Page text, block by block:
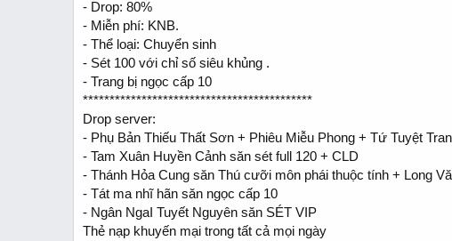
- Drop: 80%
- Miễn phí: KNB.
- Thể loại: Chuyển sinh
- Sét 100 với chỉ số siêu khủng .
- Trang bị ngọc cấp 10
*******************************************
Drop server:
- Phụ Bản Thiếu Thất Sơn + Phiêu Miễu Phong + Tứ Tuyệt
- Tam Xuân Huyền Cảnh săn sét full 120 + CLD
- Thánh Hỏa Cung săn Thú cưỡi môn phái thuộc tính + Long
- Tát ma nhĩ hãn săn ngọc cấp 10
- Ngân NgaI Tuyết Nguyên săn SÉT VIP
Thẻ nạp khuyến mại trong tất cả mọi ngày